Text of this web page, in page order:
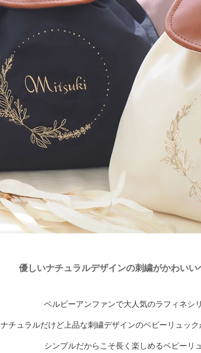
優しいナチュラルデザインの刺繍がかわいい
ベルビーアンファンで大人気のラフィネシ
ナチュラルだけど上品な刺繍デザインのベビーリュック
シンプルだからこそ長く楽しめるベビーリ